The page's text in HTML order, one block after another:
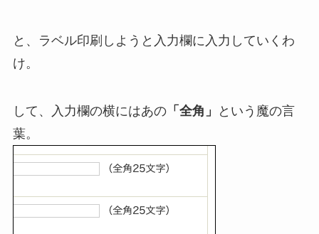
と、ラベル印刷しようと入力欄に入力していくわ
け。
して、入力欄の横にはあの「全角」
という魔の言
葉。